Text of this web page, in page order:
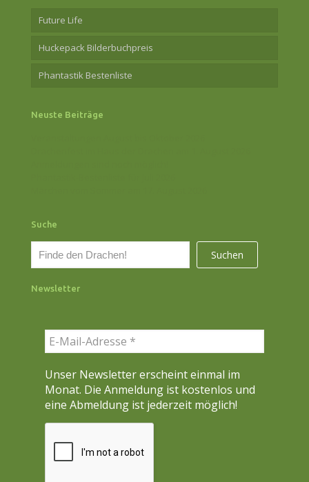
Future Life
Huckepack Bilderbuchpreis
Phantastik Bestenliste
Neuste Beiträge
Suche
h
Suchen
Newsletter
Unser Newsletter erscheint einmal im
Monat. Die Anmeldung ist kostenlos und
eine Abmeldung ist jederzeit möglich!